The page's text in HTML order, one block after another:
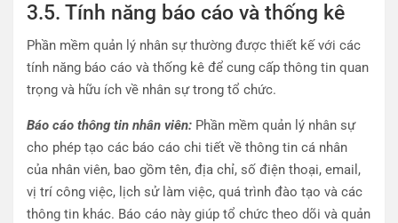
3.5. Tính năng báo cáo và thống kê
Phần mềm quản lý nhân sự thường được thiết kế với các
tính năng báo cáo và thống kê để cung cấp thông tin quan
trọng và hữu ích về nhân sự trong tổ chức.
Báo cáo thông tin nhân viên: Phần mềm quản lý nhân sự
cho phép tạo các báo cáo chi tiết về thông tin cá nhân
của nhân viên, bao gồm tên, địa chỉ, số điện thoại, email,
vị trí công việc, lịch sử làm việc, quá trình đào tạo và các
thông tin khác. Báo cáo này giúp tổ chức theo dõi và quản